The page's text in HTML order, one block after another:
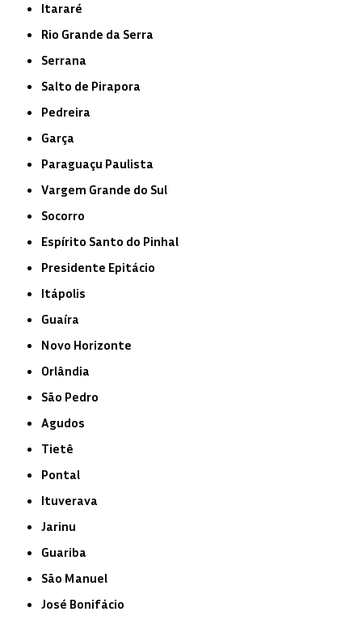
Itararé
Rio Grande da Serra
Serrana
Salto de Pirapora
Pedreira
Garça
Paraguaçu Paulista
Vargem Grande do Sul
Socorro
Espírito Santo do Pinhal
Presidente Epitácio
Itápolis
Guaíra
Novo Horizonte
Orlândia
São Pedro
Agudos
Tietê
Pontal
Ituverava
Jarinu
Guariba
São Manuel
José Bonifácio